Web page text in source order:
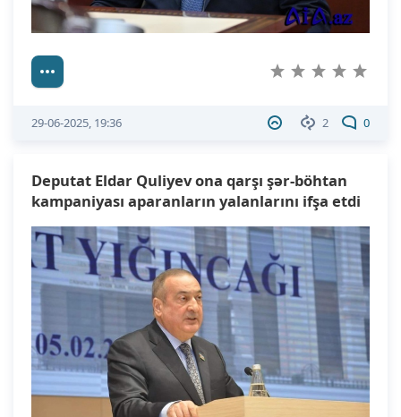
2 0
29-06-2025, 19:36
Deputat Eldar Quliyev ona qarşı şər-böhtan
kampaniyası aparanların yalanlarını ifşa etdi